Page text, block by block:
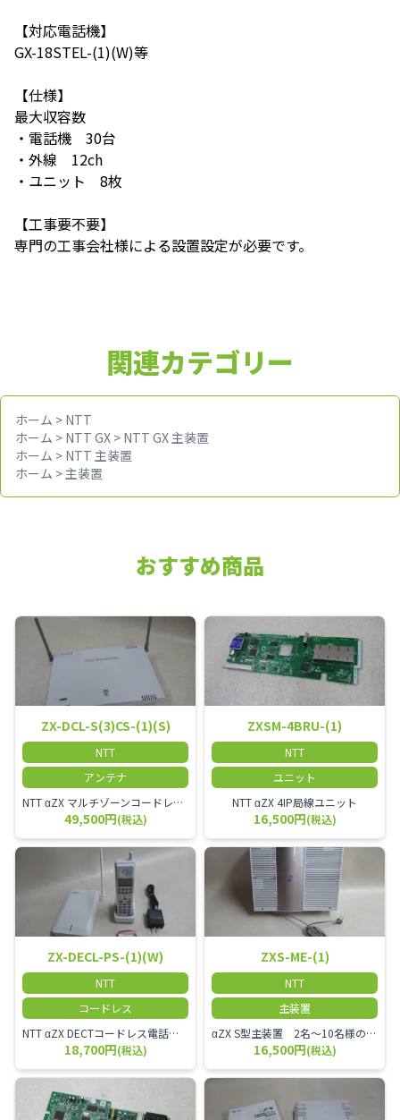
【対応電話機】
GX-18STEL-(1)(W)等
【仕様】
最大収容数
・電話機 30台
・外線 12ch
・ユニット 8枚
【工事要不要】
専門の工事会社様による設置設定が必要です。
関連カテゴリー
ホーム > NTT
ホーム > NTT GX > NTT GX 主装置
ホーム > NTT 主装置
ホーム >主装置
おすすめ商品
ZX-DCL-S(3)CS-(1)(S)
NTT
アンテナ
NTT αZX マルチゾーンコードレススター増設アンテナ
49,500円(税込)
ZXSM-4BRU-(1)
NTT
ユニット
NTT αZX 4IP局線ユニット
16,500円(税込)
ZX-DECL-PS-(1)(W)
NTT
コードレス
NTT αZX DECTコードレス電話機 電波方式がDECTで、 防水機能（IPX4:あらゆる方向からの水の飛まつを受けても有害な影響を受けない。)を備えた 接続装置と子機の一対シングルゾーンコードレスです。
18,700円(税込)
ZXS-ME-(1)
NTT
主装置
αZX S型主装置 2名～10名様のオフィスに適しております。
16,500円(税込)